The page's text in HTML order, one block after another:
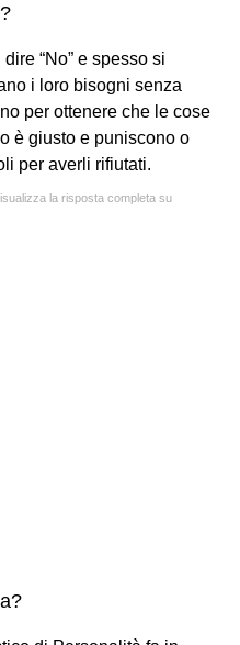
“No” e spesso si
i loro bisogni senza
per ottenere che le cose
è giusto e puniscono o
per averli rifiutati.
la risposta completa su